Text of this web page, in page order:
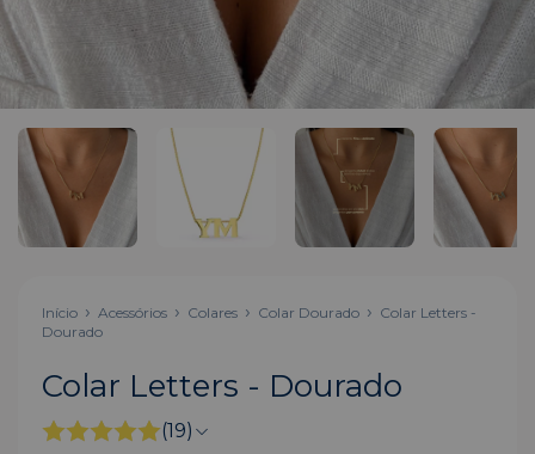
Início Acessórios Colares Colar Dourado
Colar Letters -
Dourado
Colar Letters - Dourado
(19)